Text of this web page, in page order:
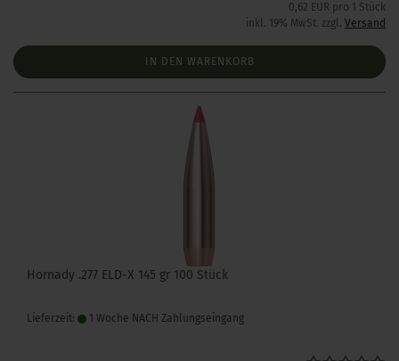
0,62 EUR pro 1 Stück
inkl. 19% MwSt. zzgl. Versand
IN DEN WARENKORB
Hornady .277 ELD-X 145 gr 100 Stück
Lieferzeit: 1 Woche NACH Zahlungseingang